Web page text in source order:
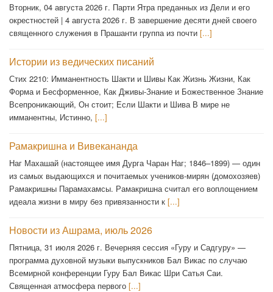
Вторник, 04 августа 2026 г. Парти Ятра преданных из Дели и его
окрестностей | 4 августа 2026 г. В завершение десяти дней своего
священного служения в Прашанти группа из почти [...]
Истории из ведических писаний
Стих 2210: Имманентность Шакти и Шивы Как Жизнь Жизни, Как
Форма и Бесформенное, Как Дживы-Знание и Божественное Знание
Всепроникающий, Он стоит; Если Шакти и Шива В мире не
имманентны, Истинно, [...]
Рамакришна и Вивекананда
Наг Махашай (настоящее имя Дурга Чаран Наг; 1846–1899) — один
из самых выдающихся и почитаемых учеников-мирян (домохозяев)
Рамакришны Парамахамсы. Рамакришна считал его воплощением
идеала жизни в миру без привязанности к [...]
Новости из Ашрама, июль 2026
Пятница, 31 июля 2026 г. Вечерняя сессия «Гуру и Садгуру» —
программа духовной музыки выпускников Бал Викас по случаю
Всемирной конференции Гуру Бал Викас Шри Сатья Саи.
Священная атмосфера первого [...]